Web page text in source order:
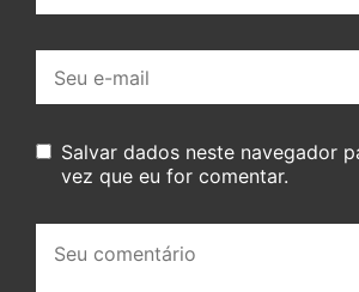
mail:
Salvar dados neste navegador
vez que eu for comentar.
comentário: